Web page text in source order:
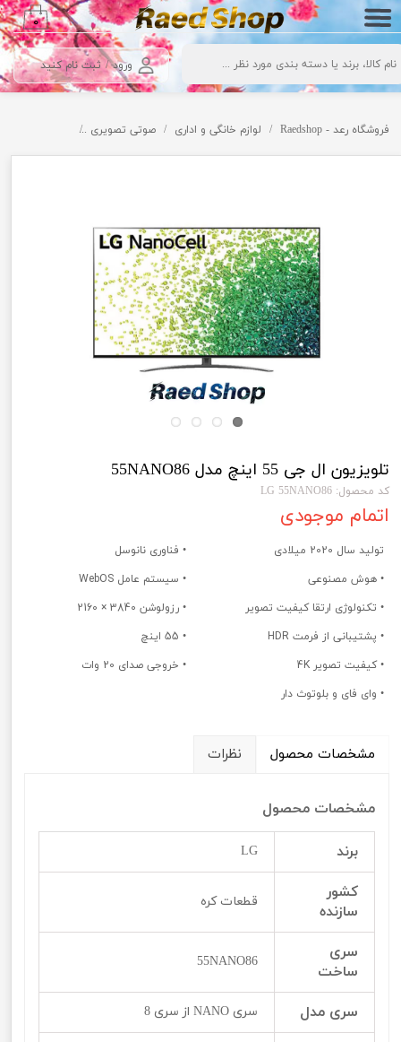
ورود / ثبت نام کنید
حساب کاربری من
تغییر گذر واژه
سفارشات
خروج از حساب کاربری
۰
فروشگاه رعد - Raedshop لوازم خانگی و اداری صوتی تصویری
تلویزیون ال جی 55 اینچ مدل 55NANO86
کد محصول: LG 55NANO86
اتمام موجودی
تولید سال 2020 میلادی
• فناوری نانوسل
• هوش مصنوعی
• سیستم عامل WebOS
• تکنولوژی ارتقا کیفیت تصویر
• رزولوشن 3840 × 2160
• پشتیبانی از فرمت HDR
• 55 اینچ
• کیفیت تصویر 4K
• خروجی صدای 20 وات
• وای فای و بلوتوث دار
مشخصات محصول نظرات
مشخصات محصول
برند LG
کشور
سازنده
قطعات کره
سری
ساخت
55NANO86
سری مدل سری NANO از سری 8